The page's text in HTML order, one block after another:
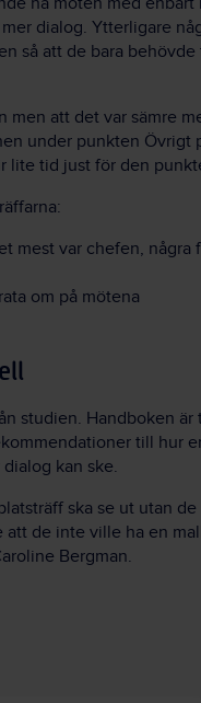
ha möten med
dialog. Ytterligare
så att de bara
att det var sämre
under punkten Övrigt
lite tid just för den
mest var chefen, några
om på mötena
studien. Handboken
till hur
kan ske.
ska se ut utan de
de inte ville ha en
Bergman.